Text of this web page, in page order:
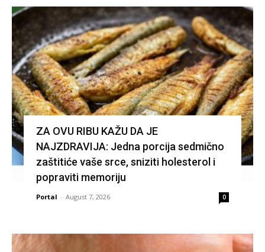
ZA OVU RIBU KAŽU DA JE
NAJZDRAVIJA: Jedna porcija sedmično
zaštitiće vaše srce, sniziti holesterol i
popraviti memoriju
Portal - August 7, 2026 0